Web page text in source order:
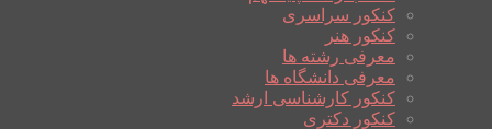
کنکور سراسری
کنکور هنر
معرفی رشته ها
معرفی دانشگاه ها
کنکور کارشناسی ارشد
کنکور دکتری